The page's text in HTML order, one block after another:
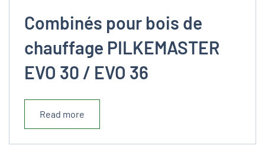
Combinés pour bois de
chauffage PILKEMASTER
EVO 30 / EVO 36
Read more